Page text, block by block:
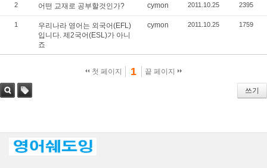
2 어떤 교재로 공부할것인가? cymon 2011.10.25 2395
1
우리나라 영어는 외국어(EFL)
입니다. 제2국어(ESL)가 아니
죠
cymon 2011.10.25 1759
첫 페이지 1 끝 페이지
쓰기